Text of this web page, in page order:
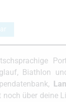
Biathlon
über deine